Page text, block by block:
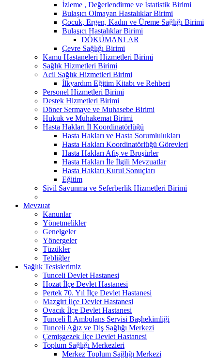
İzleme , Değerlendirme ve İstatistik Birimi
Bulaşıcı Olmayan Hastalıklar Birimi
Çocuk, Ergen, Kadın ve Üreme Sağlığı Birimi
Bulaşıcı Hastalıklar Birimi
DÖKÜMANLAR
Çevre Sağlığı Birimi
Kamu Hastaneleri Hizmetleri Birimi
Sağlık Hizmetleri Birimi
Acil Sağlık Hizmetleri Birimi
İlkyardım Eğitim Kitabı ve Rehberi
Personel Hizmetleri Birimi
Destek Hizmetleri Birimi
Döner Sermaye ve Muhasebe Birimi
Hukuk ve Muhakemat Birimi
Hasta Hakları İl Koordinatörlüğü
Hasta Hakları ve Hasta Sorumlulukları
Hasta Hakları Koordinatörlüğü Görevleri
Hasta Hakları Afiş ve Broşürler
Hasta Hakları İle İlgili Mevzuatlar
Hasta Hakları Kurul Sonuçları
Eğitim
Sivil Savunma ve Seferberlik Hizmetleri Birimi
Mevzuat
Kanunlar
Yönetmelikler
Genelgeler
Yönergeler
Tüzükler
Tebliğler
Sağlık Tesislerimiz
Tunceli Devlet Hastanesi
Hozat İlçe Devlet Hastanesi
Pertek 70. Yıl İlçe Devlet Hastanesi
Mazgirt İlçe Devlet Hastanesi
Ovacık İlçe Devlet Hastanesi
Tunceli İl Ambulans Servisi Başhekimliği
Tunceli Ağız ve Diş Sağlığı Merkezi
Çemişgezek İlçe Devlet Hastanesi
Toplum Sağlığı Merkezleri
Merkez Toplum Sağlığı Merkezi